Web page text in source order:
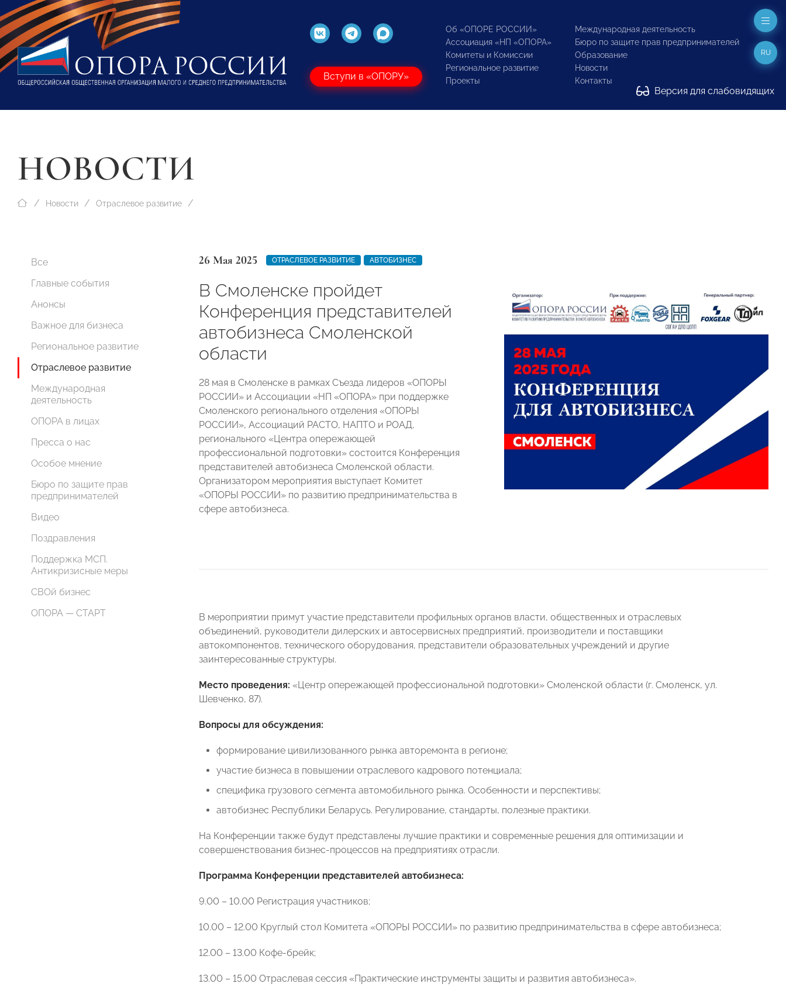
Вступи в «ОПОРУ»
Об «ОПОРЕ РОССИИ»
Ассоциация «НП «ОПОРА»
Комитеты и Комиссии
Региональное развитие
Проекты
Международная деятельность
Бюро по защите прав предпринимателей
Образование
Новости
Контакты
Версия для слабовидящих
RU
НОВОСТИ
Новости Отраслевое развитие
Все
Главные события
Анонсы
Важное для бизнеса
Региональное развитие
Отраслевое развитие
Международная
деятельность
ОПОРА в лицах
Пресса о нас
Особое мнение
Бюро по защите прав
предпринимателей
Видео
Поздравления
Поддержка МСП.
Антикризисные меры
СВОй бизнес
ОПОРА — СТАРТ
26 Мая 2025 ОТРАСЛЕВОЕ РАЗВИТИЕ АВТОБИЗНЕС
В Смоленске пройдет
Конференция представителей
автобизнеса Смоленской
области
28 мая в Смоленске в рамках Съезда лидеров «ОПОРЫ
РОССИИ» и Ассоциации «НП «ОПОРА» при поддержке
Смоленского регионального отделения «ОПОРЫ
РОССИИ», Ассоциаций РАСТО, НАПТО и РОАД,
регионального «Центра опережающей
профессиональной подготовки» состоится Конференция
представителей автобизнеса Смоленской области.
Организатором мероприятия выступает Комитет
«ОПОРЫ РОССИИ» по развитию предпринимательства в
сфере автобизнеса.
В мероприятии примут участие представители профильных органов власти, общественных и отраслевых
объединений, руководители дилерских и автосервисных предприятий, производители и поставщики
автокомпонентов, технического оборудования, представители образовательных учреждений и другие
заинтересованные структуры.
Место проведения: «Центр опережающей профессиональной подготовки» Смоленской области (г. Смоленск, ул.
Шевченко, 87).
Вопросы для обсуждения:
формирование цивилизованного рынка авторемонта в регионе;
участие бизнеса в повышении отраслевого кадрового потенциала;
специфика грузового сегмента автомобильного рынка. Особенности и перспективы;
автобизнес Республики Беларусь. Регулирование, стандарты, полезные практики.
На Конференции также будут представлены лучшие практики и современные решения для оптимизации и
совершенствования бизнес-процессов на предприятиях отрасли.
Программа Конференции представителей автобизнеса:
9.00 – 10.00 Регистрация участников;
10.00 – 12.00 Круглый стол Комитета «ОПОРЫ РОССИИ» по развитию предпринимательства в сфере автобизнеса;
12.00 – 13.00 Кофе-брейк;
13.00 – 15.00 Отраслевая сессия «Практические инструменты защиты и развития автобизнеса».